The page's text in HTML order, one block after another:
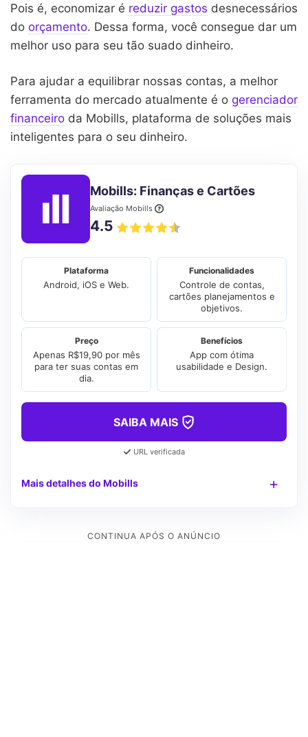
Pois é, economizar é reduzir gastos desnecessários
do orçamento. Dessa forma, você consegue dar um
melhor uso para seu tão suado dinheiro.
Para ajudar a equilibrar nossas contas, a melhor
ferramenta do mercado atualmente é o gerenciador
financeiro da Mobills, plataforma de soluções mais
inteligentes para o seu dinheiro.
Mobills: Finanças e Cartões
Avaliação Mobills
4.5
Plataforma
Android, iOS e Web.
Funcionalidades
Controle de contas,
cartões planejamentos e
objetivos.
Preço
Apenas R$19,90 por mês
para ter suas contas em
dia.
Benefícios
App com ótima
usabilidade e Design.
SAIBA MAIS
URL verificada
Mais detalhes do Mobills